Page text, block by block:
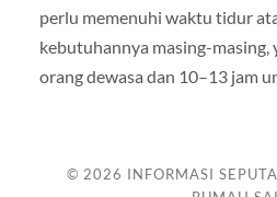
perlu memenuhi waktu tidur
kebutuhannya masing-
orang dewasa dan 10–13 jam
© 2026 INFORMASI